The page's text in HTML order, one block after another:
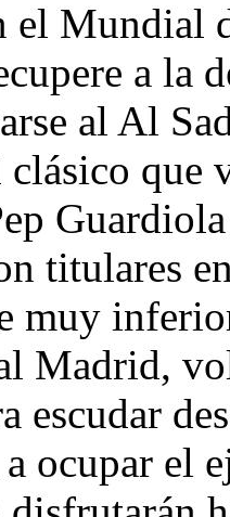
el Mundial
a la
al Al
clásico que
titulares
muy
Madrid,
escudar
ocupar el